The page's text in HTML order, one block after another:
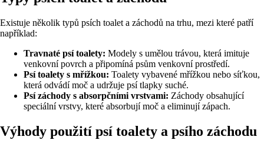
Existuje několik typů psích toalet a záchodů na trhu, mezi které patří
například:
Travnaté psí toalety: Modely s umělou trávou, která imituje
venkovní povrch a připomíná psům venkovní prostředí.
Psí toalety s mřížkou: Toalety vybavené mřížkou nebo síťkou,
která odvádí moč a udržuje psí tlapky suché.
Psí záchody s absorpčními vrstvami: Záchody obsahující
speciální vrstvy, které absorbují moč a eliminují zápach.
Výhody použití psí toalety a psího záchodu